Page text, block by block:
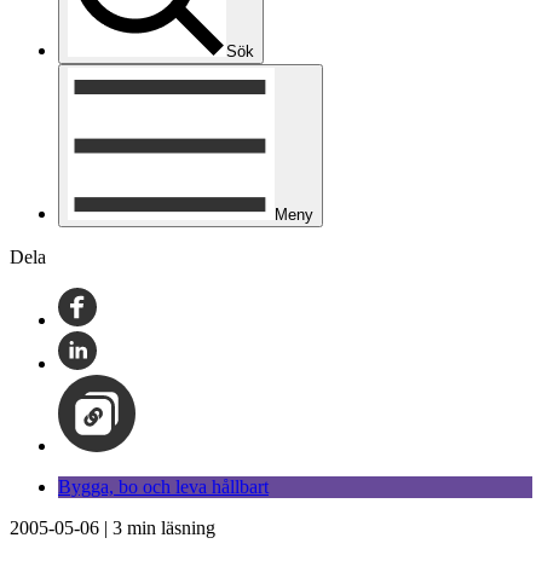
Sök
Meny
Dela
Bygga, bo och leva hållbart
2005-05-06 | 3 min läsning